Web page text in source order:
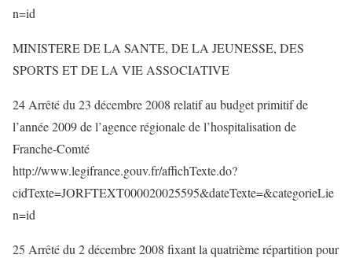
n=id
MINISTERE DE LA SANTE, DE LA JEUNESSE, DES
SPORTS ET DE LA VIE ASSOCIATIVE
24 Arrêté du 23 décembre 2008 relatif au budget primitif de
l’année 2009 de l’agence régionale de l’hospitalisation de
Franche-Comté
http://www.legifrance.gouv.fr/affichTexte.do?
cidTexte=JORFTEXT000020025595&dateTexte=&categorieLie
n=id
25 Arrêté du 2 décembre 2008 fixant la quatrième répartition pour